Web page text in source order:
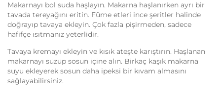
Makarnayı bol suda haşlayın. Makarna haşlanırken ayrı bir
tavada tereyağını eritin. Füme etleri ince şeritler halinde
doğrayıp tavaya ekleyin. Çok fazla pişirmeden, sadece
hafifçe ısıtmanız yeterlidir.
Tavaya kremayı ekleyin ve kısık ateşte karıştırın. Haşlanan
makarnayı süzüp sosun içine alın. Birkaç kaşık makarna
suyu ekleyerek sosun daha ipeksi bir kıvam almasını
sağlayabilirsiniz.